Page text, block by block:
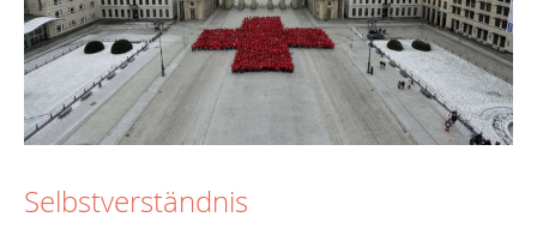
Selbstverständnis